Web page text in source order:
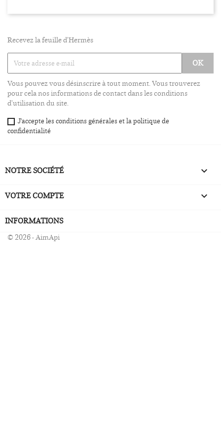
Recevez la feuille d'Hermès
Vous pouvez vous désinscrire à tout moment. Vous trouverez
pour cela nos informations de contact dans les conditions
d'utilisation du site.
J'accepte les conditions générales et la politique de
confidentialité
NOTRE SOCIÉTÉ 
VOTRE COMPTE 
INFORMATIONS
© 2026 - AimApi